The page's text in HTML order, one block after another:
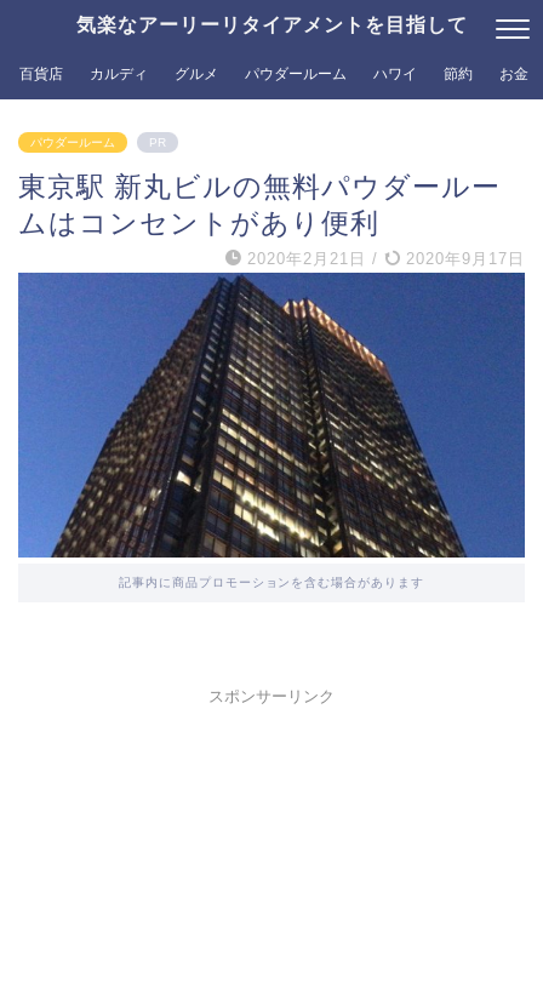
気楽なアーリーリタイアメントを目指して
百貨店 カルディ グルメ パウダールーム ハワイ 節約 お金
パウダールーム PR
東京駅 新丸ビルの無料パウダールー
ムはコンセントがあり便利
2020年2月21日 / 2020年9月17日
記事内に商品プロモーションを含む場合があります
スポンサーリンク